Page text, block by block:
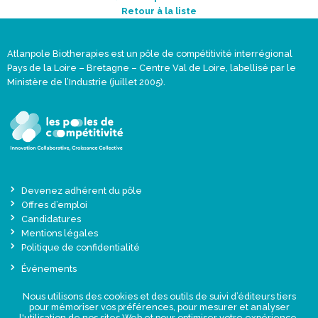
Retour à la liste
Atlanpole Biotherapies est un pôle de compétitivité interrégional
Pays de la Loire – Bretagne – Centre Val de Loire, labellisé par le
Ministère de l’Industrie (juillet 2005).
Devenez adhérent du pôle
Offres d’emploi
Candidatures
Mentions légales
Politique de confidentialité
Événements
Une offre globale sur-mesure
Presse
Nous utilisons des cookies et des outils de suivi d’éditeurs tiers
pour mémoriser vos préférences, pour mesurer et analyser